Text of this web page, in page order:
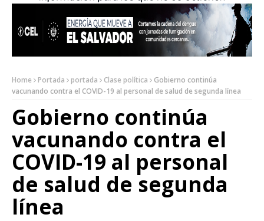
Home Portada portada Clase política
Gobierno continúa
vacunando contra el COVID-19 al personal de salud de segunda línea
Gobierno continúa
vacunando contra el
COVID-19 al personal
de salud de segunda
línea